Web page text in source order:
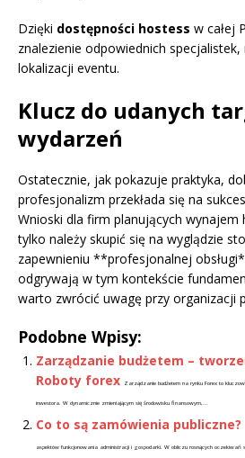
Dzięki dostępności hostess w całej
znalezienie odpowiednich specjalistek,
lokalizacji eventu.
Klucz do udanych
wydarzeń
Ostatecznie, jak pokazuje praktyka,
profesjonalizm przekłada się na
Wnioski dla firm planujących wynajem
tylko należy skupić się na wyglądzie
zapewnieniu **profesjonalnej
odgrywają w tym kontekście
warto zwrócić uwagę przy organizacji
Podobne Wpisy:
Zarządzanie budżetem –
Roboty forex
Zarządzanie budżetem na rynku Forex to
inwestora. W dynamicznie zmieniającym się środowisku finansowym,...
Co to są zamówienia publiczne?
aspektów funkcjonowania administracji i gospodarki. W obliczu rosnących oczekiwań